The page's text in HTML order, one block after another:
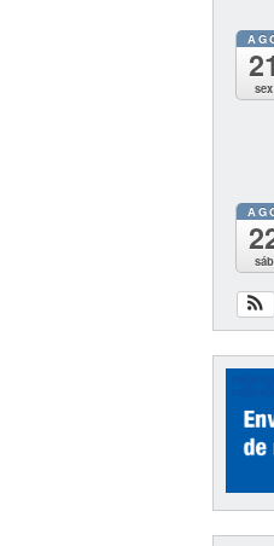
21
sex
sáb